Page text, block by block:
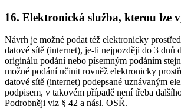
16. Elektronická služba, kterou lze
Návrh je možné podat též elektronicky
datové sítě (internet), je-li nejpozději do 3 dnů
originálu podání nebo písemným podáním
možné podání učinit rovněž elektronicky
datové sítě (internet) podepsané uznávaným
podpisem, v takovém případě není třeba
Podrobněji viz § 42 a násl. OSŘ.